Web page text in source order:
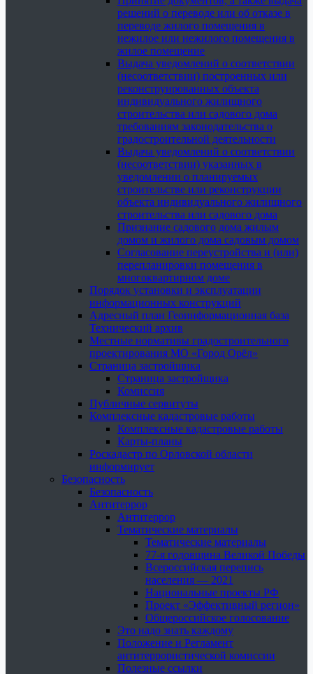
решений о переводе или об отказе в
переводе жилого помещения в
нежилое или нежилого помещения в
жилое помещение
Выдача уведомлений о соответствии
(несоответствии) построенных или
реконструированных объекта
индивидуального жилищного
строительства или садового дома
требованиям законодательства о
градостроительной деятельности
Выдача уведомлений о соответствии
(несоответствии) указанных в
уведомлении о планируемых
строительстве или реконструкции
объекта индивидуального жилищного
строительства или садового дома
Признание садового дома жилым
домом и жилого дома садовым домом
Согласование переустройства и (или)
перепланировки помещения в
многоквартирном доме
Порядок установки и эксплуатации
информационных конструкций
Адресный план Геоинформационная база
Технический архив
Местные нормативы градостроительного
проектирования МО «Город Орёл»
Страница застройщика
Страница застройщика
Комиссия
Публичные сервитуты
Комплексные кадастровые работы
Комплексные кадастровые работы
Карты-планы
Роскадастр по Орловской области
информирует
Безопасность
Безопасность
Антитеррор
Антитеррор
Тематические материалы
Тематические материалы
77-я годовщина Великой Победы
Всероссийская перепись
населения — 2021
Национальные проекты РФ
Проект «Эффективный регион»
Общероссийское голосование
Это надо знать каждому
Положение и Регламент
антитеррористической комиссии
Полезные ссылки